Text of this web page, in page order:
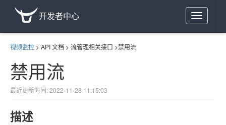
Toggle
navigation
开发者中心
视频监控 > API 文档 > 流管理相关接口 >禁用流
禁用流
最近更新时间: 2022-11-28 11:15:03
描述